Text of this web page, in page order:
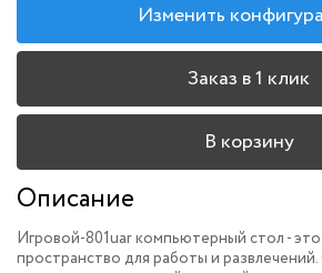
Изменить
Заказ в 1 клик
В корзину
Описание
Игровой-801uar компьютерный стол -
пространство для работы и